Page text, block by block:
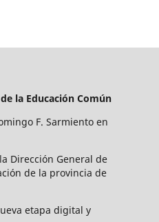
la Educación Común
F. Sarmiento en
Dirección General de
de la provincia de
etapa digital y